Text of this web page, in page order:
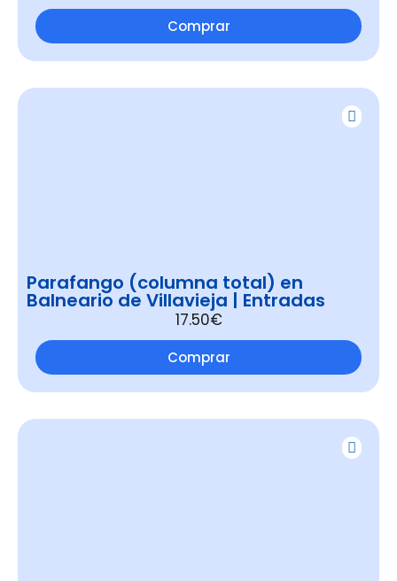
Comprar
Parafango (columna total) en
Balneario de Villavieja | Entradas
17.50€
Comprar